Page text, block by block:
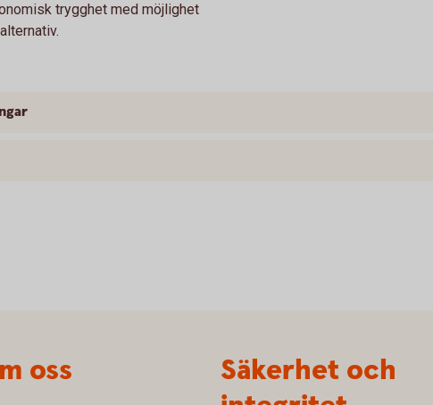
trygghet med möjlighet
oss
Säkerhet och